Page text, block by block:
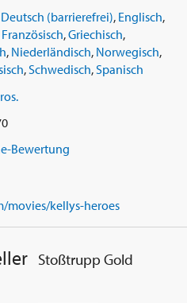
Deutsch (barrierefrei), Englisch,
Französisch,Griechisch,
, Niederländisch, Norwegisch,
,Schwedisch,Spanisch
Bewertung
movies/kellys-heroes
Stoßtrupp Gold